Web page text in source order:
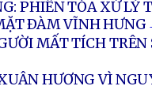
PHIÊN TÒA XỬ LÝ
ÐÀM VĨNH HƯNG
MẤT TÍCH TRÊN
HƯƠNG VÌ